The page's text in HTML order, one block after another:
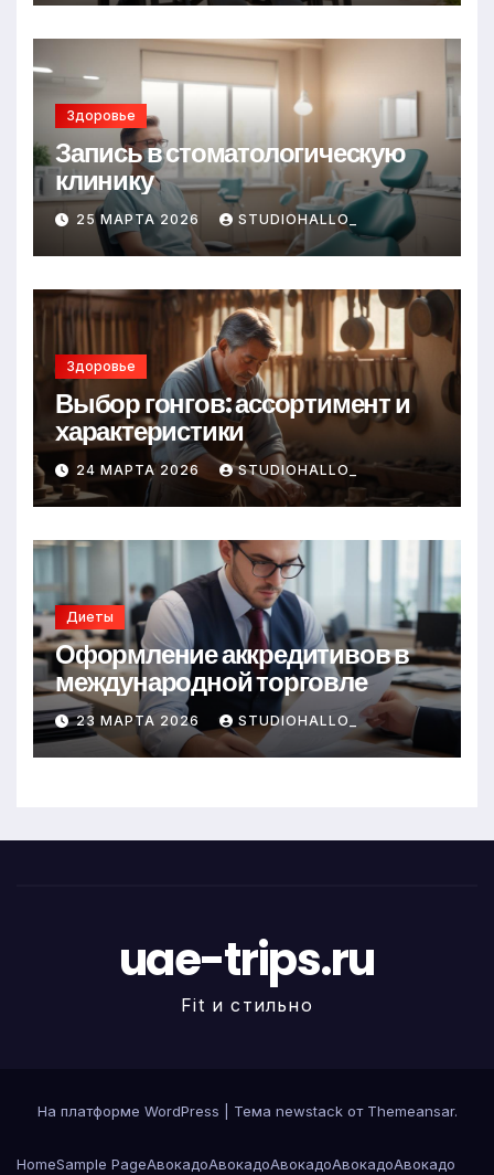
Здоровье
Запись в стоматологическую
клинику
25 МАРТА 2026 STUDIOHALLO_
Здоровье
Выбор гонгов: ассортимент и
характеристики
24 МАРТА 2026 STUDIOHALLO_
Диеты
Оформление аккредитивов в
международной торговле
23 МАРТА 2026 STUDIOHALLO_
uae-trips.ru
Fit и стильно
На платформе WordPress Тема newstack от Themeansar.
HomeSample PageАвокадоАвокадоАвокадоАвокадоАвокадо